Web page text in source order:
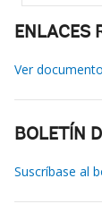
ENLACES
Ver
BOLETÍN
Suscríbase al